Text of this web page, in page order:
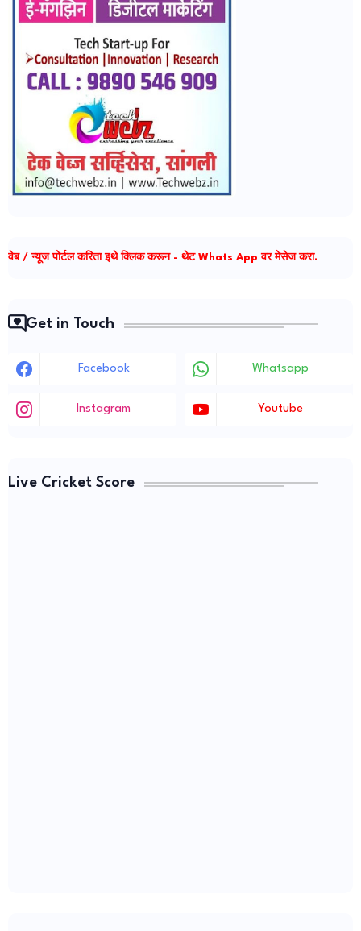
वेब / न्यूज पोर्टल करिता इथे क्लिक करून - थेट Whats App वर मेसेज करा.
Get in Touch
Facebook Whatsapp
Instagram Youtube
Live Cricket Score